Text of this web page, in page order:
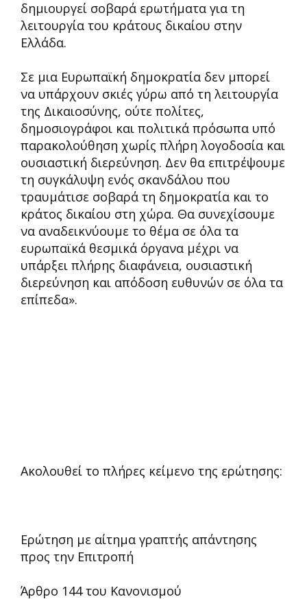
δημιουργεί σοβαρά ερωτήματα για τη
λειτουργία του κράτους δικαίου στην
Ελλάδα.
Σε μια Ευρωπαϊκή δημοκρατία δεν μπορεί
να υπάρχουν σκιές γύρω από τη λειτουργία
της Δικαιοσύνης, ούτε πολίτες,
δημοσιογράφοι και πολιτικά πρόσωπα υπό
παρακολούθηση χωρίς πλήρη λογοδοσία και
ουσιαστική διερεύνηση. Δεν θα επιτρέψουμε
τη συγκάλυψη ενός σκανδάλου που
τραυμάτισε σοβαρά τη δημοκρατία και το
κράτος δικαίου στη χώρα. Θα συνεχίσουμε
να αναδεικνύουμε το θέμα σε όλα τα
ευρωπαϊκά θεσμικά όργανα μέχρι να
υπάρξει πλήρης διαφάνεια, ουσιαστική
διερεύνηση και απόδοση ευθυνών σε όλα τα
επίπεδα».
Ακολουθεί το πλήρες κείμενο της ερώτησης:
Ερώτηση με αίτημα γραπτής απάντησης
προς την Επιτροπή
Άρθρο 144 του Κανονισμού